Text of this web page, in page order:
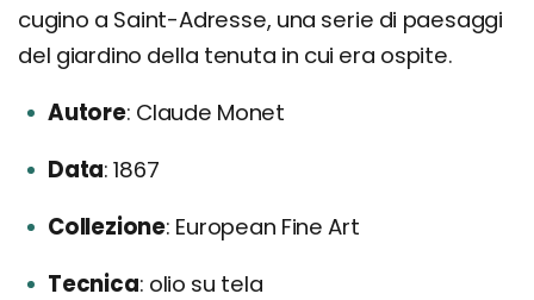
cugino a Saint-Adresse, una serie di paesaggi
del giardino della tenuta in cui era ospite.
Autore Claude Monet
Data 1867
Collezione European Fine Art
Tecnica olio su tela